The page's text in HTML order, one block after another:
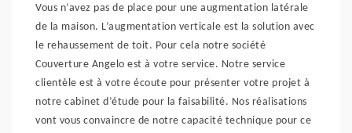
Vous n’avez pas de place pour une augmentation latérale
de la maison. L’augmentation verticale est la solution avec
le rehaussement de toit. Pour cela notre société
Couverture Angelo est à votre service. Notre service
clientèle est à votre écoute pour présenter votre projet à
notre cabinet d’étude pour la faisabilité. Nos réalisations
vont vous convaincre de notre capacité technique pour ce